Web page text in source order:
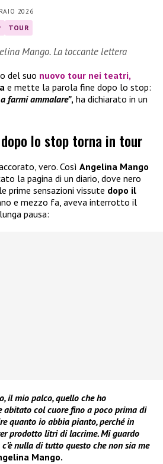
2026
TOUR
Mango. La toccante lettera
del suo nuovo tour nei teatri,
e mette la parola fine dopo lo stop:
farmi ammalare”, ha dichiarato in un
lo stop torna in tour
vero. Così Angelina Mango
la pagina di un diario, dove nero
prime sensazioni vissute dopo il
e mezzo fa, aveva interrotto il
pausa:
il mio palco, quello che ho
abitato col cuore fino a poco prima di
quanto io abbia pianto, perché in
prodotto litri di lacrime. Mi guardo
nulla di tutto questo che non sia me
Mango.